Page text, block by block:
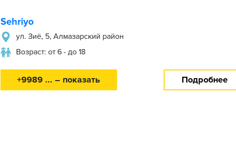
Sehriyo
ул. Зиё, 5, Алмазарский район
Возраст: от 6 - до 18
+9989 ... – показать Подробнее